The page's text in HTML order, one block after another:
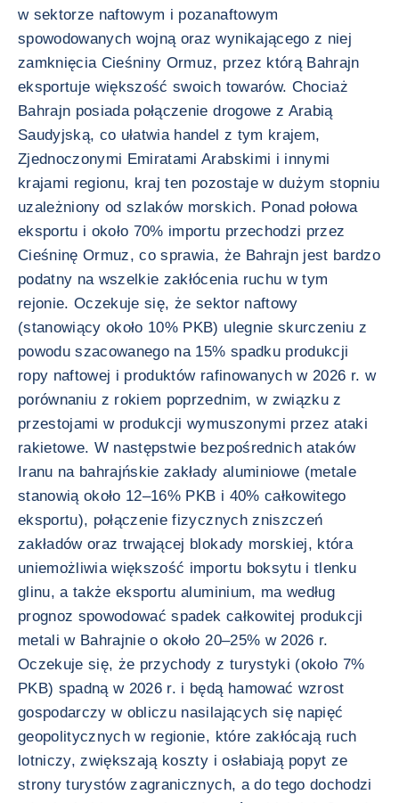
w sektorze naftowym i pozanaftowym
spowodowanych wojną oraz wynikającego z niej
zamknięcia Cieśniny Ormuz, przez którą Bahrajn
eksportuje większość swoich towarów. Chociaż
Bahrajn posiada połączenie drogowe z Arabią
Saudyjską, co ułatwia handel z tym krajem,
Zjednoczonymi Emiratami Arabskimi i innymi
krajami regionu, kraj ten pozostaje w dużym stopniu
uzależniony od szlaków morskich. Ponad połowa
eksportu i około 70% importu przechodzi przez
Cieśninę Ormuz, co sprawia, że Bahrajn jest bardzo
podatny na wszelkie zakłócenia ruchu w tym
rejonie. Oczekuje się, że sektor naftowy
(stanowiący około 10% PKB) ulegnie skurczeniu z
powodu szacowanego na 15% spadku produkcji
ropy naftowej i produktów rafinowanych w 2026 r. w
porównaniu z rokiem poprzednim, w związku z
przestojami w produkcji wymuszonymi przez ataki
rakietowe. W następstwie bezpośrednich ataków
Iranu na bahrajńskie zakłady aluminiowe (metale
stanowią około 12–16% PKB i 40% całkowitego
eksportu), połączenie fizycznych zniszczeń
zakładów oraz trwającej blokady morskiej, która
uniemożliwia większość importu boksytu i tlenku
glinu, a także eksportu aluminium, ma według
prognoz spowodować spadek całkowitej produkcji
metali w Bahrajnie o około 20–25% w 2026 r.
Oczekuje się, że przychody z turystyki (około 7%
PKB) spadną w 2026 r. i będą hamować wzrost
gospodarczy w obliczu nasilających się napięć
geopolitycznych w regionie, które zakłócają ruch
lotniczy, zwiększają koszty i osłabiają popyt ze
strony turystów zagranicznych, a do tego dochodzi